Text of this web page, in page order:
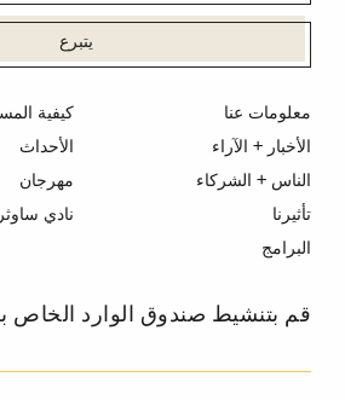
يتبرع
معلومات عنا
الأخبار + الآراء
الناس + الشركاء
تأثيرنا
البرامج
كيفية
الأحداث
مهرجان
نادي
قم بتنشيط صندوق الوارد الخاص